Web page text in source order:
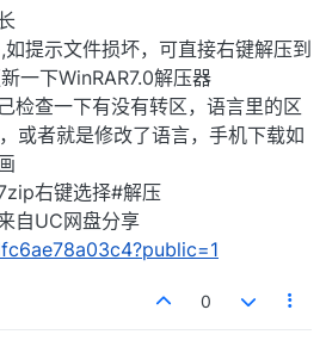
提示文件损坏，可直接右键解压到
一下WinRAR7.0解压器
检查一下有没有转区，语言里的区
或者就是修改了语言，手机下载如
右键选择#解压
自UC网盘分享
0